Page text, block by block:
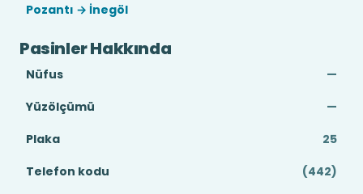
Pozantı → İnegöl
Pasinler Hakkında
Nüfus
—
Yüzölçümü
—
Plaka
25
Telefon kodu
(442)